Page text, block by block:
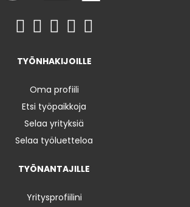
TYÖNHAKIJOILLE
Oma profiili
Etsi työpaikkoja
Selaa yrityksiä
Selaa työluetteloa
TYÖNANTAJILLE
Yritysprofiilini